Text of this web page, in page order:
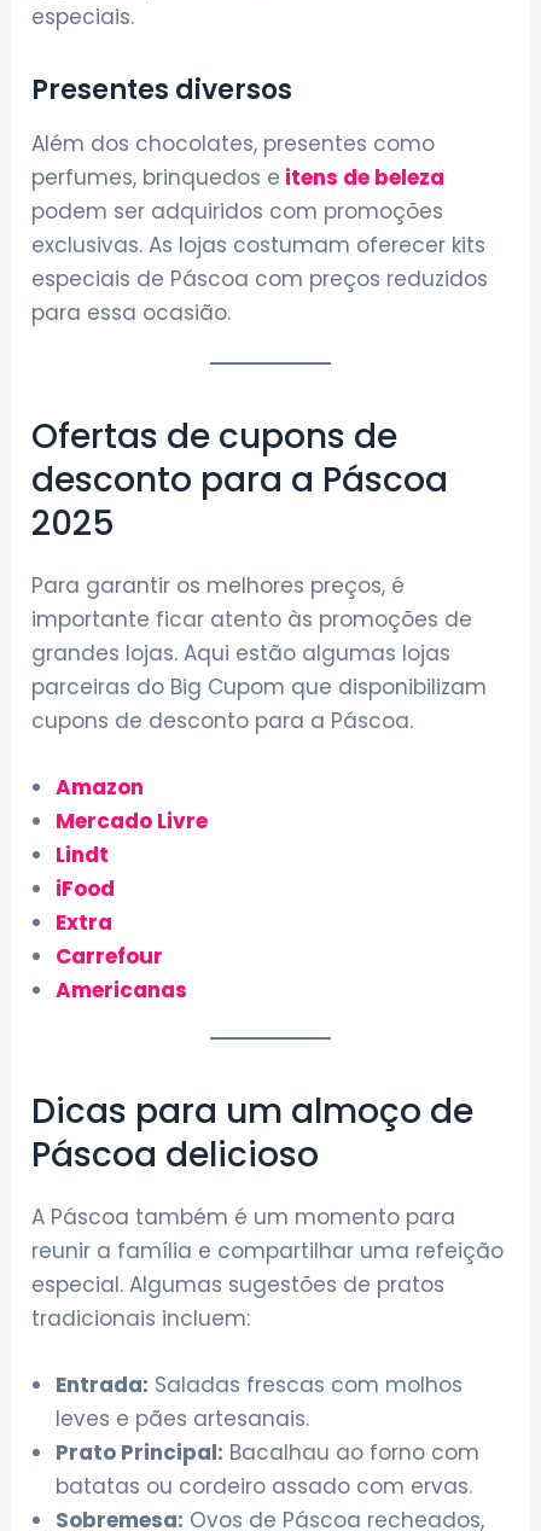
especiais.
Presentes diversos
Além dos chocolates, presentes como
perfumes, brinquedos e itens de beleza
podem ser adquiridos com promoções
exclusivas. As lojas costumam oferecer kits
especiais de Páscoa com preços reduzidos
para essa ocasião.
Ofertas de cupons de
desconto para a Páscoa
2025
Para garantir os melhores preços, é
importante ficar atento às promoções de
grandes lojas. Aqui estão algumas lojas
parceiras do Big Cupom que disponibilizam
cupons de desconto para a Páscoa.
Amazon
Mercado Livre
Lindt
iFood
Extra
Carrefour
Americanas
Dicas para um almoço de
Páscoa delicioso
A Páscoa também é um momento para
reunir a família e compartilhar uma refeição
especial. Algumas sugestões de pratos
tradicionais incluem:
Entrada: Saladas frescas com molhos
leves e pães artesanais.
Prato Principal: Bacalhau ao forno com
batatas ou cordeiro assado com ervas.
Sobremesa: Ovos de Páscoa recheados,